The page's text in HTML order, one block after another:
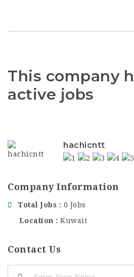
This company
active jobs
hachicntt
Company Information
Total Jobs
0 Jobs
Location
Kuwait
Contact Us